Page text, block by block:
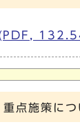
点施策につ